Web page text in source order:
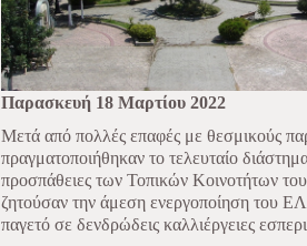
Παρασκευή 18 Μαρτίου 2022
Μετά από πολλές επαφές με θεσμικούς
πραγματοποιήθηκαν το τελευταίο
προσπάθειες των Τοπικών Κοινοτήτων
ζητούσαν την άμεση ενεργοποίηση του
παγετό σε δενδρώδεις καλλιέργειες